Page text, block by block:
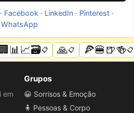
Facebook · LinkedIn· Pinterest·
WhatsApp
🏢📊📈🗃️📋 🙏📋 🍕🍔🍺🍻📋
em
Grupos
😀 Sorrisos & Emoção
🧍 Pessoas & Corpo